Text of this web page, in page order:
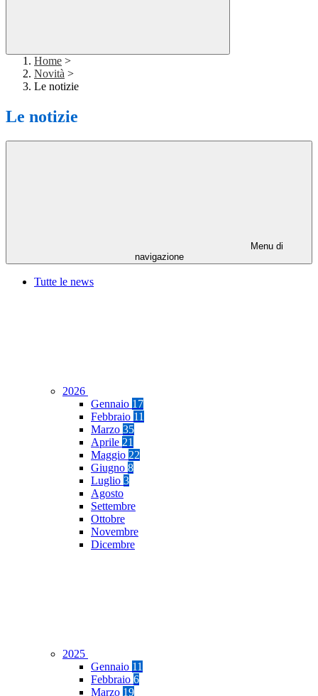
Home >
Novità >
Le notizie
Le notizie
Menu di
navigazione
Tutte le news
2026
Gennaio 17
Febbraio 11
Marzo 35
Aprile 21
Maggio 22
Giugno 8
Luglio 3
Agosto
Settembre
Ottobre
Novembre
Dicembre
2025
Gennaio 11
Febbraio 6
Marzo 19